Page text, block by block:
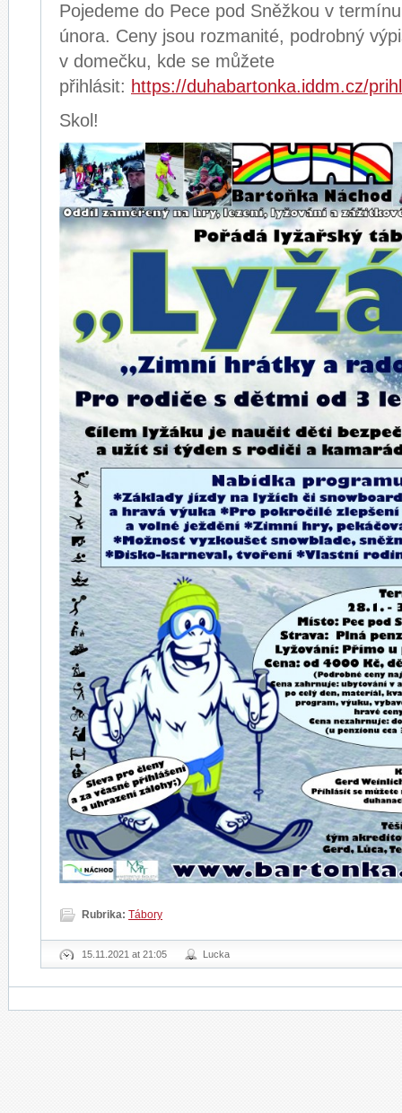
Pojedeme do Pece pod Sněžkou v
února. Ceny jsou rozmanité, podrobný
v domečku, kde se můžete
přihlásit: https://duhabartonka.iddm.cz/
Skol!
Rubrika: Tábory
15.11.2021 at 21:05 Lucka